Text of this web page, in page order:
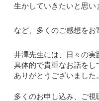
生かしていきたいと思い
など、多くのご感想をお
井澤先生には、日々の実
具体的で貴重なお話をし
ありがとうございました。
多くのお申し込み、ご視